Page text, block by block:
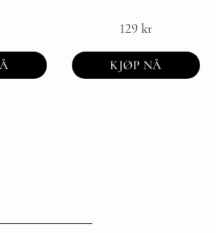
129 kr
KJØP NÅ